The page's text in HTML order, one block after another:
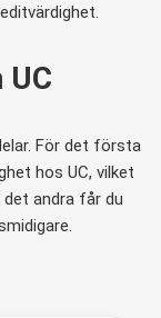
För det första
hos UC, vilket
andra får du